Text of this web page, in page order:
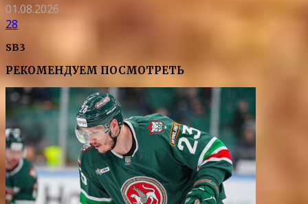
01.08.2026
28
SB3
РЕКОМЕНДУЕМ ПОСМОТРЕТЬ